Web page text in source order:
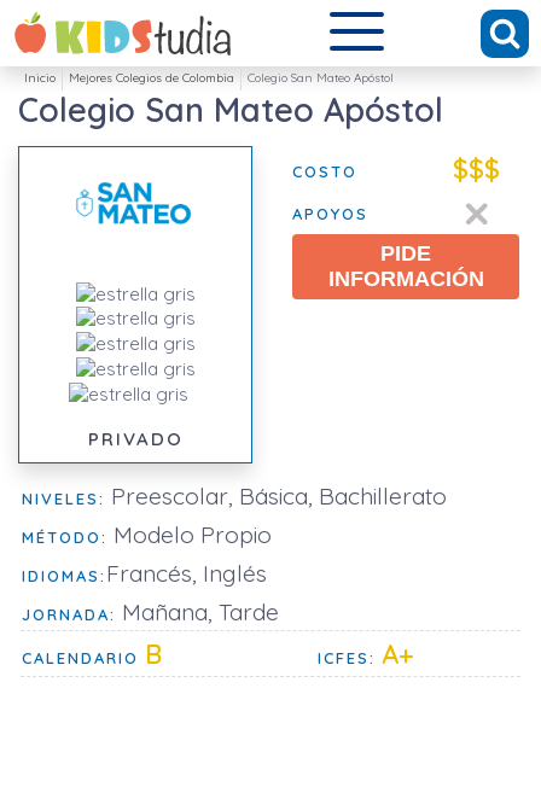
Inicio Mejores Colegios de Colombia Colegio San Mateo Apóstol
Colegio San Mateo Apóstol
PRIVADO
COSTO $$$
APOYOS
PIDE
INFORMACIÓN
NIVELES: Preescolar, Básica, Bachillerato
MÉTODO: Modelo Propio
IDIOMAS: Francés, Inglés
JORNADA: Mañana, Tarde
CALENDARIO B ICFES: A+